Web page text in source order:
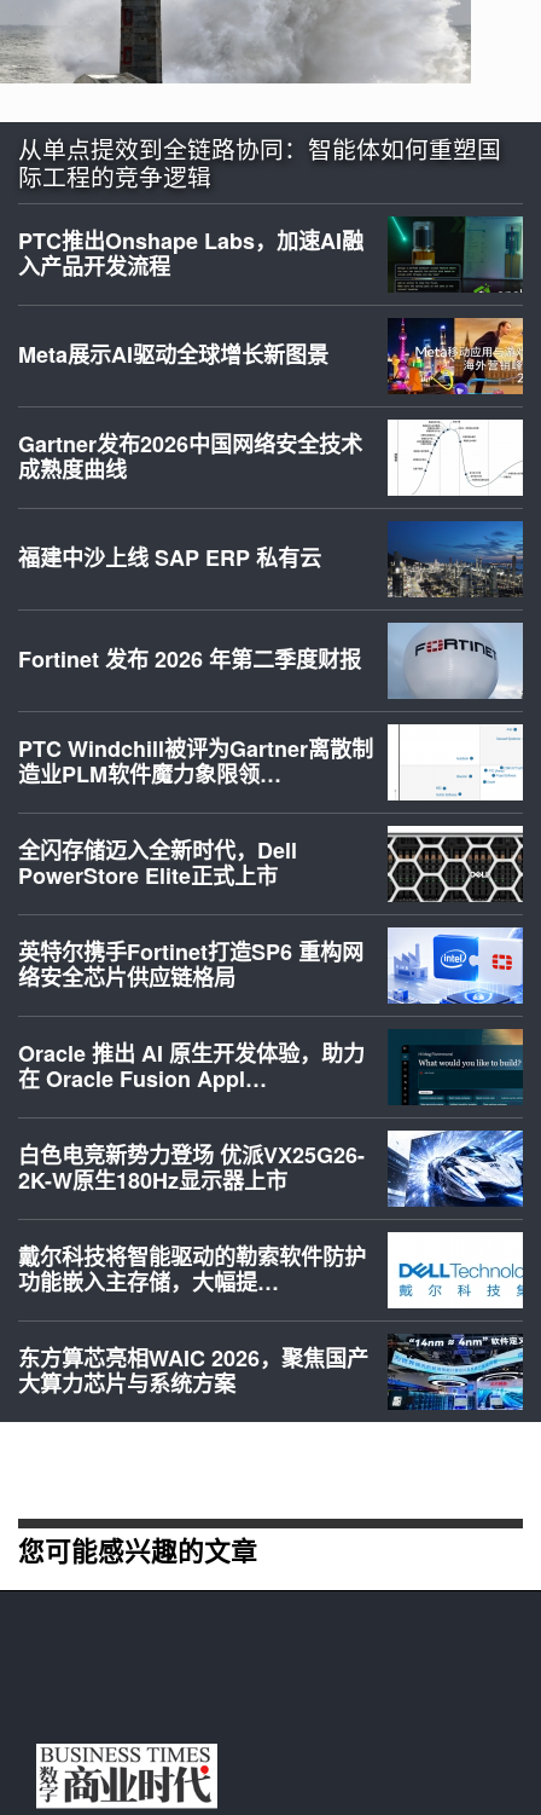
从单点提效到全链路协同：智能体如何重塑国
际工程的竞争逻辑
PTC推出Onshape Labs，加速AI融
入产品开发流程
Meta展示AI驱动全球增长新图景
Gartner发布2026中国网络安全技术
成熟度曲线
福建中沙上线 SAP ERP 私有云
Fortinet 发布 2026 年第二季度财报
PTC Windchill被评为Gartner离散制
造业PLM软件魔力象限领…
全闪存储迈入全新时代，Dell
PowerStore Elite正式上市
英特尔携手Fortinet打造SP6 重构网
络安全芯片供应链格局
Oracle 推出 AI 原生开发体验，助力
在 Oracle Fusion Appl…
白色电竞新势力登场 优派VX25G26-
2K-W原生180Hz显示器上市
戴尔科技将智能驱动的勒索软件防护
功能嵌入主存储，大幅提…
东方算芯亮相WAIC 2026，聚焦国产
大算力芯片与系统方案
您可能感兴趣的文章